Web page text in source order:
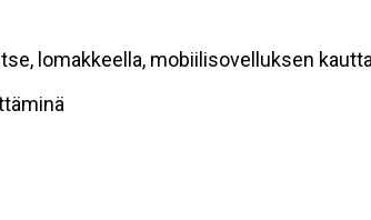
lomakkeella, mobiilisovelluksen